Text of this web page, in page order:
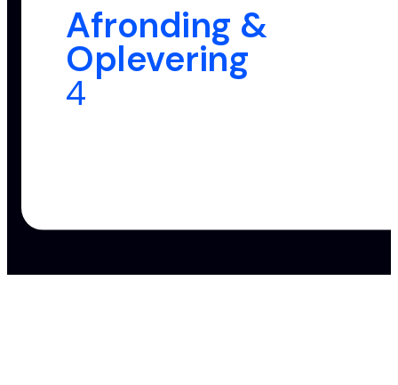
Afronding &
Oplevering
4